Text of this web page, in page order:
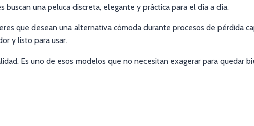
buscan una peluca discreta, elegante y práctica para el día a día.
que desean una alternativa cómoda durante procesos de pérdida
y listo para usar.
Es uno de esos modelos que no necesitan exagerar para quedar